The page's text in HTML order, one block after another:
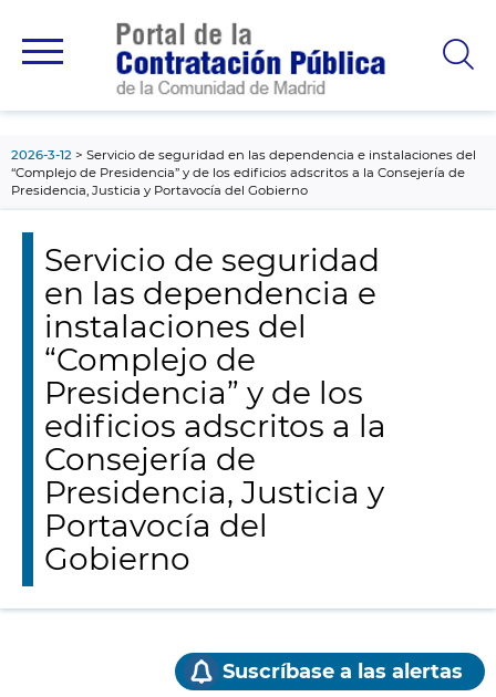
principal
2026-3-12
Servicio de seguridad en las dependencia e instalaciones del
“Complejo de Presidencia” y de los edificios adscritos a la Consejería de
Presidencia, Justicia y Portavocía del Gobierno
Servicio de seguridad
en las dependencia e
instalaciones del
“Complejo de
Presidencia” y de los
edificios adscritos a la
Consejería de
Presidencia, Justicia y
Portavocía del
Gobierno
Suscríbase a las alertas